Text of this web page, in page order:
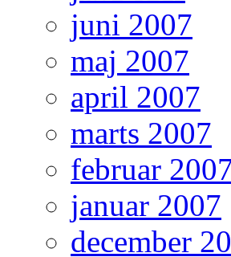
juni 2007
maj 2007
april 2007
marts 2007
februar
januar 2007
december